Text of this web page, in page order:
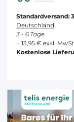
Standardversand:
Deutschland
3 - 6 Tage
+ 13,95 € exkl.
Kostenlose